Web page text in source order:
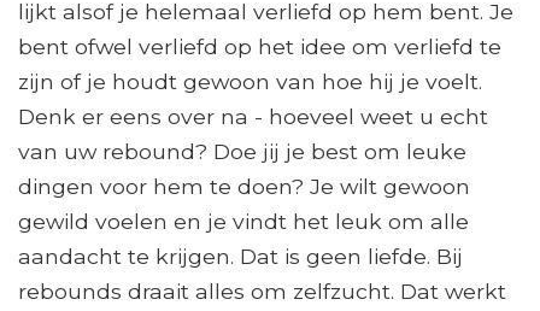
lijkt alsof je helemaal verliefd op hem bent. Je
bent ofwel verliefd op het idee om verliefd te
zijn of je houdt gewoon van hoe hij je voelt.
Denk er eens over na - hoeveel weet u echt
van uw rebound? Doe jij je best om leuke
dingen voor hem te doen? Je wilt gewoon
gewild voelen en je vindt het leuk om alle
aandacht te krijgen. Dat is geen liefde. Bij
rebounds draait alles om zelfzucht. Dat werkt